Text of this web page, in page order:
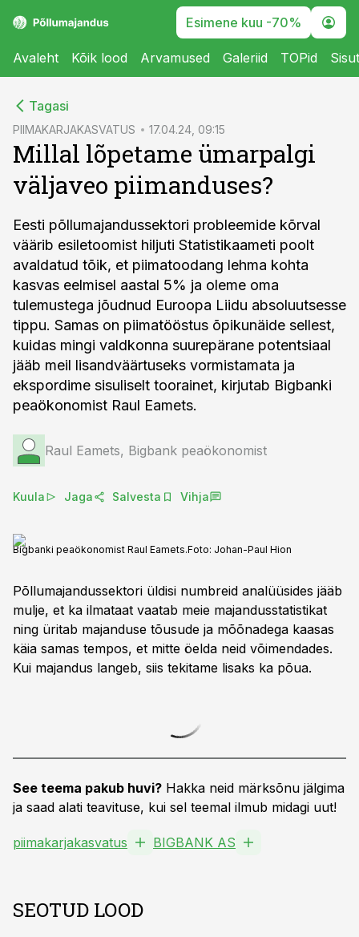
Esimene kuu -70%
Avaleht Kõik lood Arvamused Galeriid TOPid
Tagasi
PIIMAKARJAKASVATUS 17.04.24, 09:15
Millal lõpetame ümarpalgi
väljaveo piimanduses?
Eesti põllumajandussektori probleemide kõrval
väärib esiletoomist hiljuti Statistikaameti poolt
avaldatud tõik, et piimatoodang lehma kohta
kasvas eelmisel aastal 5% ja oleme oma
tulemustega jõudnud Euroopa Liidu absoluutsesse
tippu. Samas on piimatööstus õpikunäide sellest,
kuidas mingi valdkonna suurepärane potentsiaal
jääb meil lisandväärtuseks vormistamata ja
ekspordime sisuliselt toorainet, kirjutab Bigbanki
peaökonomist Raul Eamets.
Raul Eamets, Bigbank peaökonomist
Kuula Jaga Salvesta Vihja
Bigbanki peaökonomist Raul Eamets.Foto: Johan-Paul Hion
Põllumajandussektori üldisi numbreid analüüsides jääb
mulje, et ka ilmataat vaatab meie majandusstatistikat
ning üritab majanduse tõusude ja mõõnadega kaasas
käia samas tempos, et mitte öelda neid võimendades.
Kui majandus langeb, siis tekitame lisaks ka põua.
See teema pakub huvi? Hakka neid märksõnu jälgima
ja saad alati teavituse, kui sel teemal ilmub midagi uut!
piimakarjakasvatus BIGBANK AS
SEOTUD LOOD